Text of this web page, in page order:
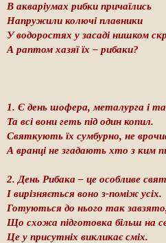
В акваріумах рибки причаїлись
Напружили колючі плавники
У водоростях у засаді нишком
А раптом хазяї їх – рибаки?
1. Є день шофера, металурга і
Та всі вони геть під один копил.
Святкують їх сумбурно, не
А вранці не згадають хто з ким
2. День Рибака – це особливе
І вирізняється воно з-поміж усіх.
Готуються до нього так
Що схожа підготовка більш на
Це у присутніх викликає сміх.